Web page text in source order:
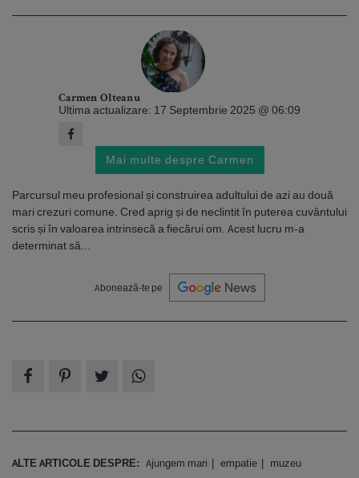
Carmen Olteanu
Ultima actualizare: 17 Septembrie 2025 @ 06:09
Mai multe despre Carmen
Parcursul meu profesional și construirea adultului de azi au două
mari crezuri comune. Cred aprig și de neclintit în puterea cuvântului
scris și în valoarea intrinsecă a fiecărui om. Acest lucru m-a
determinat să...
Abonează-te pe
ALTE ARTICOLE DESPRE: Ajungem mari empatie muzeu